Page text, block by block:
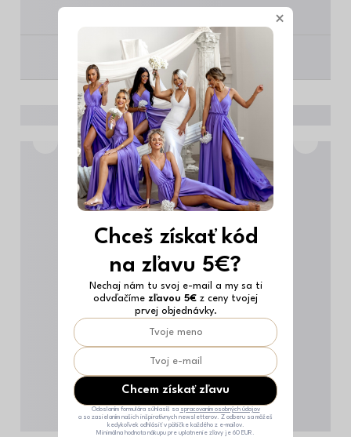
________ ×
Chceš získať kód
na zľavu 5€?
Nechaj nám tu svoj e-mail a my sa ti
odvďačíme zľavou 5€ z ceny tvojej
prvej objednávky.
Chcem získať zľavu
Odoslaním formulára súhlasíš sa spracovaním osobných údajov
a so zasielaním našich inšpiratívnych newsletterov. Z odberu sa môžeš
kedykoľvek odhlásiť v pätičke každého z e-mailov.
Minimálna hodnota nákupu pre uplatnenie zľavy je 60 EUR.